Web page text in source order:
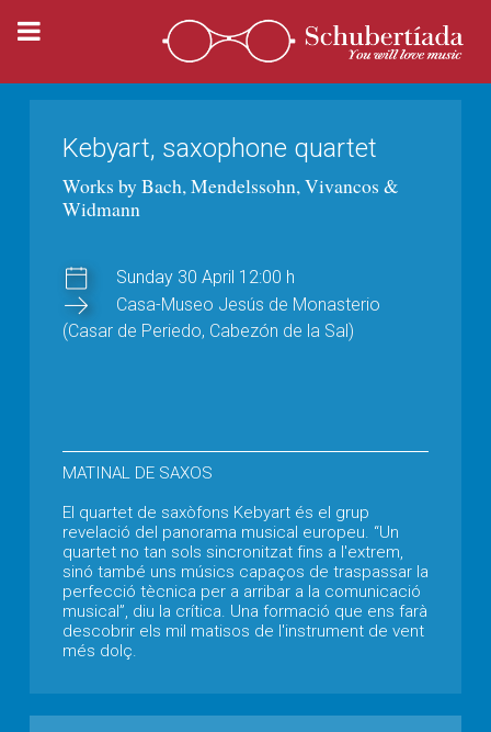
Kebyart, saxophone quartet
Works by Bach, Mendelssohn, Vivancos &
Widmann
Sunday 30 April 12:00 h
Casa-Museo Jesús de Monasterio
(Casar de Periedo, Cabezón de la Sal)
MATINAL DE SAXOS
El quartet de saxòfons Kebyart és el grup
revelació del panorama musical europeu. “Un
quartet no tan sols sincronitzat fins a l'extrem,
sinó també uns músics capaços de traspassar la
perfecció tècnica per a arribar a la comunicació
musical”, diu la crítica. Una formació que ens farà
descobrir els mil matisos de l'instrument de vent
més dolç.